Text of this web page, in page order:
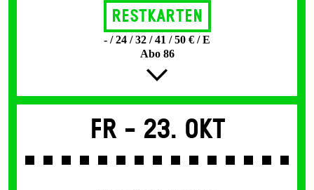
Restkarten
- / 24 / 32 / 41 / 50 € / E
Abo 86
Fr - 23. Okt